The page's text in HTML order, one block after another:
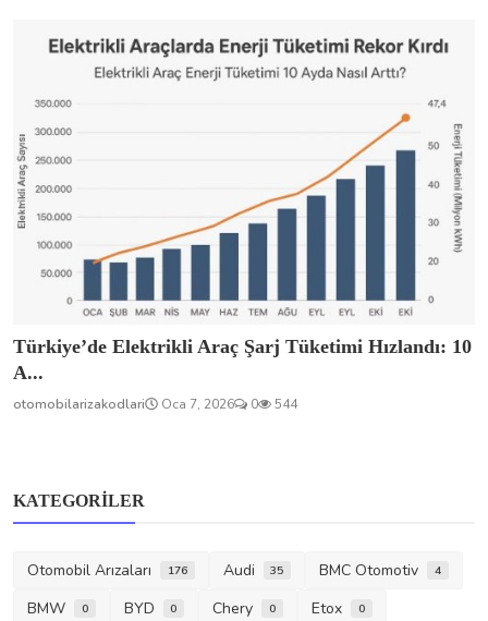
Türkiye’de Elektrikli Araç Şarj Tüketimi Hızlandı: 10
A...
otomobilarizakodlari Oca 7, 2026 0 544
KATEGORILER
Otomobil Arızaları 176 Audi 35 BMC Otomotiv 4
BMW 0 BYD 0 Chery 0 Etox 0